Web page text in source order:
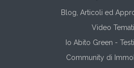
Blog, Articoli ed
Video
Io Abito Green -
Community di